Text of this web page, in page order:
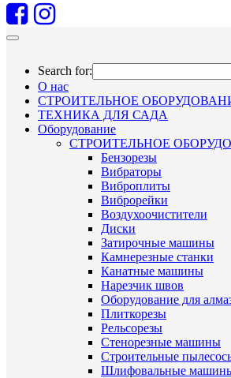
Search for:
О нас
СТРОИТЕЛЬНОЕ
ТЕХНИКА ДЛЯ САДА
Оборудование
СТРОИТЕЛЬНОЕ
Бензорезы
Вибраторы
Виброплиты
Виброрейки
Воздухоочистители
Диски
Затирочные машины
Камнерезные станки
Канатные машины
Нарезчик швов
Оборудование для
Плиткорезы
Рельсорезы
Стенорезные машины
Строительные
Шлифовальные